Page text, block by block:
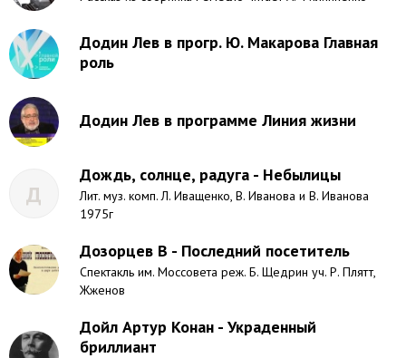
Додин Лев в прогр. Ю. Макарова Главная
роль
Додин Лев в программе Линия жизни
Д
Дождь, солнце, радуга - Небылицы
Лит. муз. комп. Л. Иващенко, В. Иванова и В. Иванова
1975г
Дозорцев В - Последний посетитель
Спектакль им. Моссовета реж. Б. Щедрин уч. Р. Плятт,
Жженов
Дойл Артур Конан - Украденный
бриллиант